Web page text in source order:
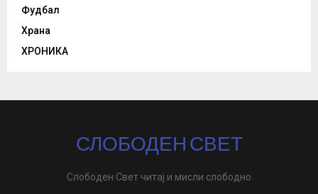
Фудбал
Храна
ХРОНИКА
СЛОБОДЕН СВЕТ
Слободен Свет читај и мисли слободно